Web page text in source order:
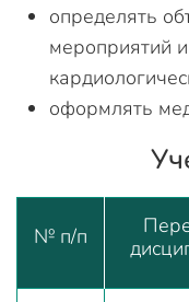
определять
мероприятий
оформлять
№ п/п